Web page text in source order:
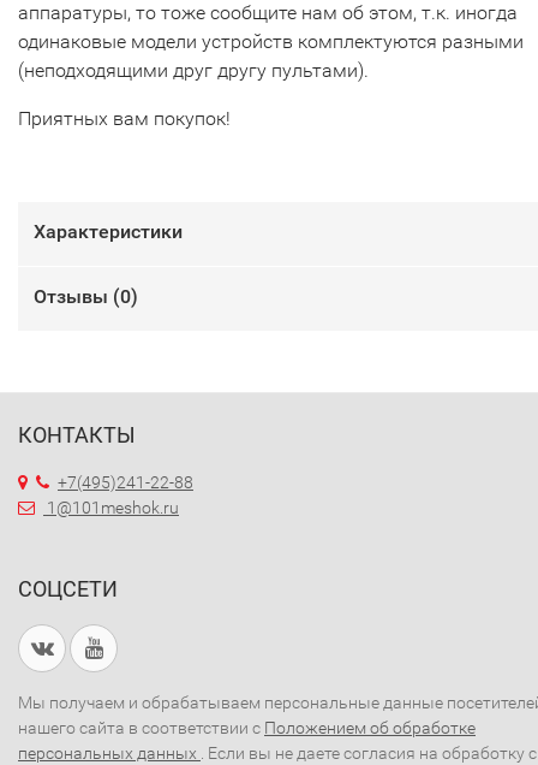
аппаратуры, то тоже сообщите нам об этом, т.к. иногда
одинаковые модели устройств комплектуются разными
(неподходящими друг другу пультами).
Приятных вам покупок!
Характеристики
Отзывы (0)
КОНТАКТЫ
+7(495)241-22-88
1@101meshok.ru
СОЦСЕТИ
Мы получаем и обрабатываем персональные данные
нашего сайта в соответствии с Положением об обработке
персональных данных
. Если вы не даете согласия на обработку